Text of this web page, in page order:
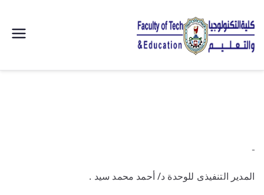
التكنولوجيا
جامعة
​المدير التنفيذى للوحدة د/ أحمد محمد سيد .